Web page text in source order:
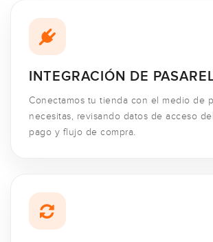
INTEGRACIÓN DE
Conectamos tu tienda con el medio de
necesitas, revisando datos de acceso
pago y flujo de compra.